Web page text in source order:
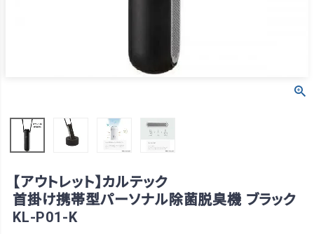
【アウトレット】カルテック
首掛け携帯型パーソナル除菌脱臭機 ブラック
KL-P01-K